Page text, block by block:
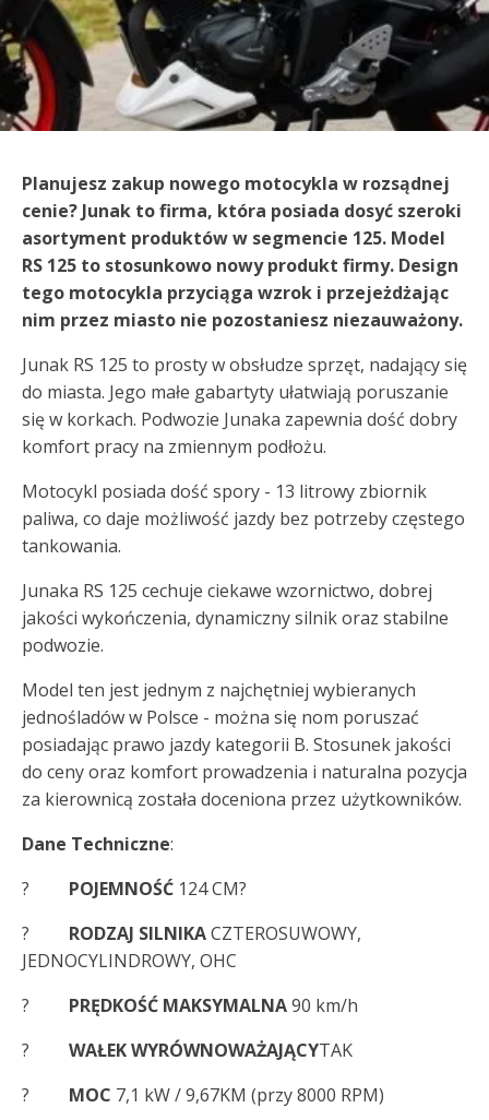
Planujesz zakup nowego motocykla w rozsądnej
cenie? Junak to firma, która posiada dosyć szeroki
asortyment produktów w segmencie 125. Model
RS 125 to stosunkowo nowy produkt firmy. Design
tego motocykla przyciąga wzrok i przejeżdżając
nim przez miasto nie pozostaniesz niezauważony.
Junak RS 125 to prosty w obsłudze sprzęt, nadający się
do miasta. Jego małe gabartyty ułatwiają poruszanie
się w korkach. Podwozie Junaka zapewnia dość dobry
komfort pracy na zmiennym podłożu.
Motocykl posiada dość spory - 13 litrowy zbiornik
paliwa, co daje możliwość jazdy bez potrzeby częstego
tankowania.
Junaka RS 125 cechuje ciekawe wzornictwo, dobrej
jakości wykończenia, dynamiczny silnik oraz stabilne
podwozie.
Model ten jest jednym z najchętniej wybieranych
jednośladów w Polsce - można się nom poruszać
posiadając prawo jazdy kategorii B. Stosunek jakości
do ceny oraz komfort prowadzenia i naturalna pozycja
za kierownicą została doceniona przez użytkowników.
Dane Techniczne:
? POJEMNOŚĆ 124 CM?
? RODZAJ SILNIKACZTEROSUWOWY,
JEDNOCYLINDROWY, OHC
? PRĘDKOŚĆ MAKSYMALNA90 km/h
? WAŁEK WYRÓWNOWAŻAJĄCYTAK
? MOC 7,1 kW / 9,67KM (przy 8000 RPM)